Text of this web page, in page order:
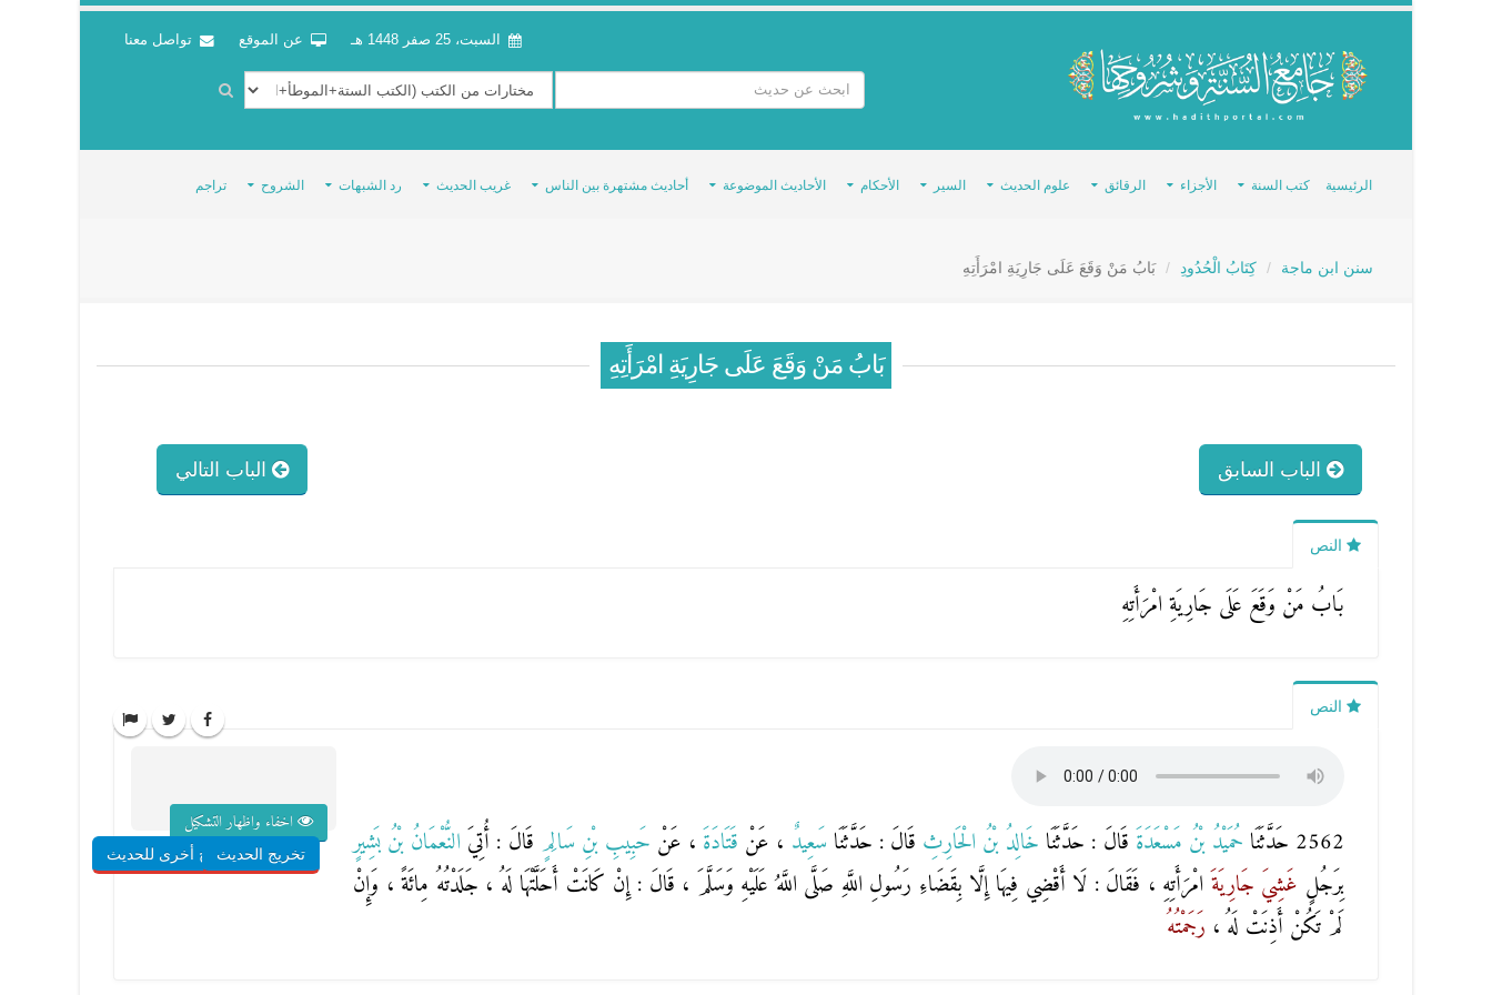
السبت، 25 صفر 1448 هـ عن الموقع تواصل معنا
الرئيسية كتب السنة الأجزاء الرقائق علوم الحديث السير الأحكام الأحاديث الموضوعة أحاديث مشتهرة بين الناس غريب الحديث رد الشبهات الشروح تراجم
سنن ابن ماجة كِتَابُ الْحُدُودِ بَابُ مَنْ وَقَعَ عَلَى جَارِيَةِ امْرَأَتِهِ
بَابُ مَنْ وَقَعَ عَلَى جَارِيَةِ امْرَأَتِهِ
الباب السابق الباب التالي
النص
بَابُ مَنْ وَقَعَ عَلَى جَارِيَةِ امْرَأَتِهِ
النص
2562 حَدَّثَنَا حُمَيْدُ بْنُ مَسْعَدَةَ قَالَ : حَدَّثَنَا خَالِدُ بْنُ الْحَارِثِ قَالَ : حَدَّثَنَا سَعِيدٌ ، عَنْ قَتَادَةَ ، عَنْ حَبِيبِ بْنِ سَالِمٍ قَالَ : أُتِيَ النُّعْمَانُ بْنُ بَشِيرٍ
بِرَجُلٍ غَشِيَ جَارِيَةَ امْرَأَتِهِ ، فَقَالَ : لَا أَقْضِي فِيهَا إِلَّا بِقَضَاءِ رَسُولِ اللَّهِ صَلَّى اللَّهُ عَلَيْهِ وَسَلَّمَ ، قَالَ : إِنْ كَانَتْ أَحَلَّتْهَا لَهُ ، جَلَدْتُهُ مِائَةً ، وَإِنْ
لَمْ تَكُنْ أَذِنَتْ لَهُ ، رَجَمْتُهُ
اخفاء واظهار التشكيل
تخريج الحديثشروح أخرى للحديث